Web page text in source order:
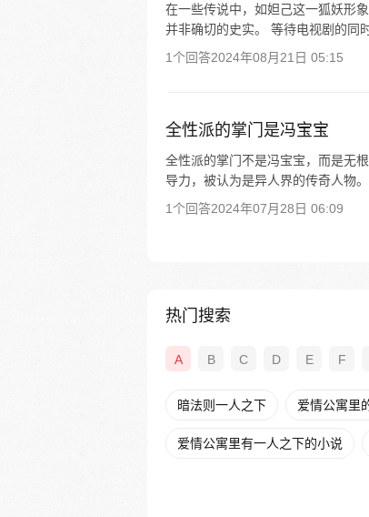
在一些传说中，如妲己这一狐妖形
并非确切的史实。 等待电视剧的同
1个回答2024年08月21日 05:15
全性派的掌门是冯宝宝
全性派的掌门不是冯宝宝，而是无
导力，被认为是异人界的传奇人物。
1个回答2024年07月28日 06:09
热门搜索
A B C D E F
暗法则一人之下 爱情公寓里
爱情公寓里有一人之下的小说